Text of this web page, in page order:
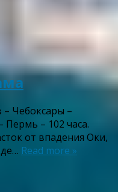
Чебоксары –
– 102 часа.
от впадения Оки,
Read more »